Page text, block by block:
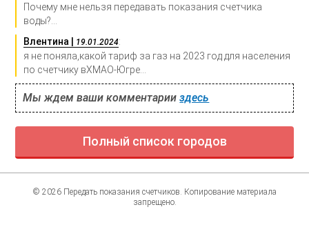
Почему мне нельзя передавать показания счетчика
воды?...
Влентина | 19.01.2024:
я не поняла,какой тариф за газ на 2023 год для населения
по счетчику вХМАО-Югре...
Мы ждем ваши комментарииздесь
Полный список городов
© 2026 Передать показания счетчиков. Копирование материала
запрещено.